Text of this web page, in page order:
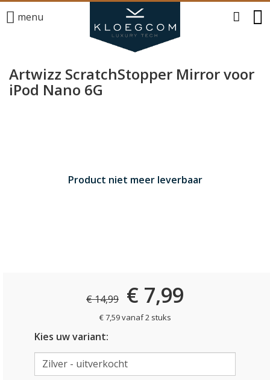
menu
Artwizz ScratchStopper Mirror voor
iPod Nano 6G
Product niet meer leverbaar
€ 14,99 € 7,99
€ 7,59 vanaf 2 stuks
Kies uw variant: